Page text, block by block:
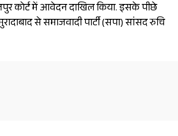
कोर्ट में आवेदन दाखिल किया. इसके पीछे
से समाजवादी पार्टी (सपा) सांसद रुचि